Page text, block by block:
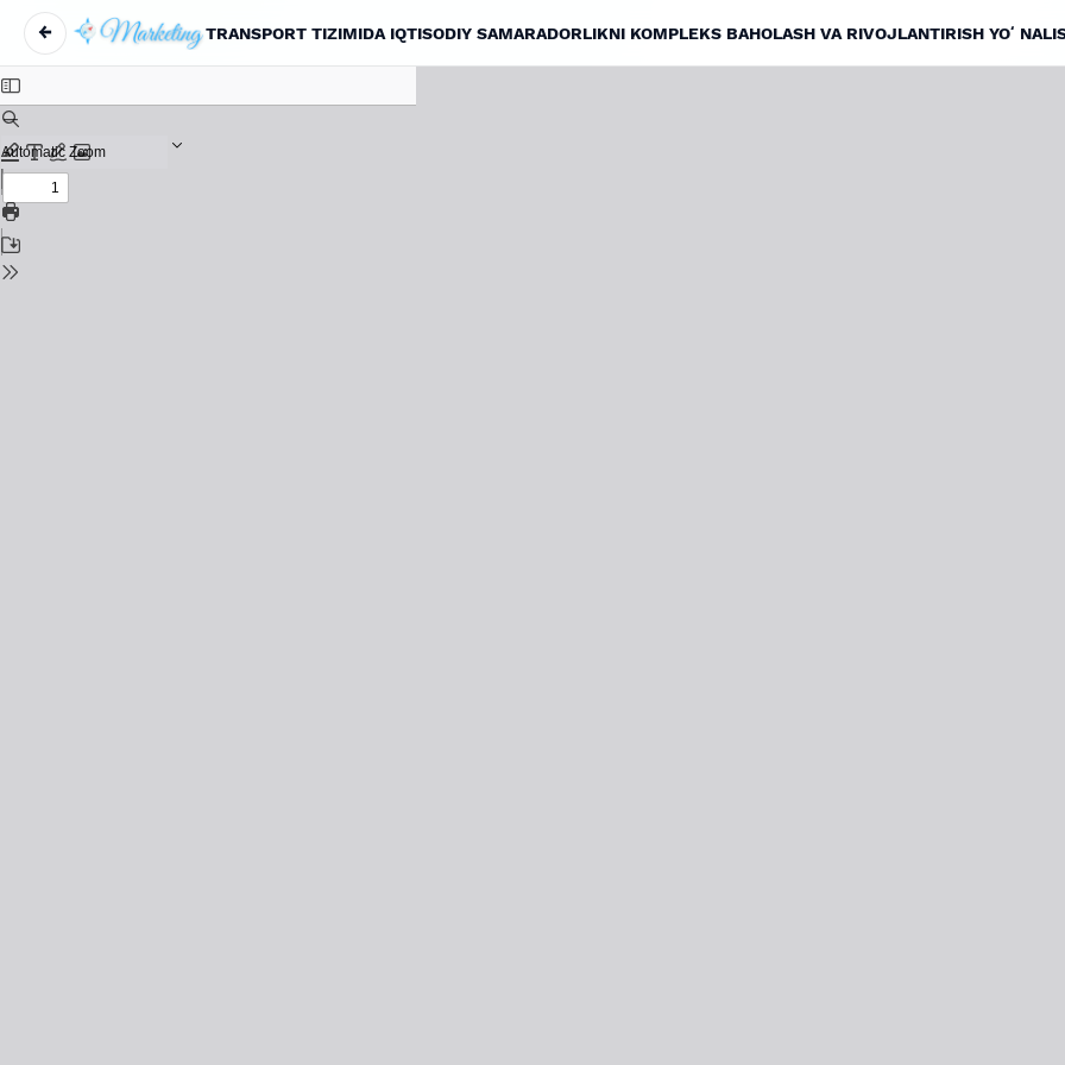
←
Вернуться к Подробностям о статье